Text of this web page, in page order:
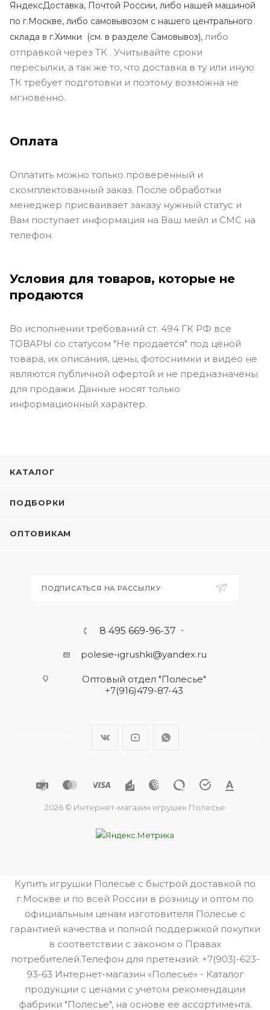
ЯндексДоставка, Почтой России, либо нашей машиной
по г.Москве, либо самовывозом с нашего центрального
склада в г.Химки (см. в разделе Самовывоз), либо
отправкой через ТК . Учитывайте сроки
пересылки, а так же то, что доставка в ту или иную
ТК требует подготовки и поэтому возможна не
мгновенно.
Оплата
Оплатить можно только проверенный и
скомплектованный заказ. После обработки
менеджер присваивает заказу нужный статус и
Вам поступает информация на Ваш мейл и СМС на
телефон.
Условия для товаров, которые не
продаются
Во исполнении требований ст. 494 ГК РФ все
ТОВАРЫ со статусом "Не продается" под ценой
товара, их описания, цены, фотоснимки и видео не
являются публичной офертой и не предназначены
для продажи. Данные носят только
информационный характер.
КАТАЛОГ
ПОДБОРКИ
ОПТОВИКАМ
ПОДПИСАТЬСЯ НА РАССЫЛКУ
8 495 669-96-37
polesie-igrushki@yandex.ru
Оптовый отдел "Полесье"
+7(916)479-87-43
2026 © Интернет-магазин игрушек Полесье
Купить игрушки Полесье с быстрой доставкой по
г.Москве и по всей России в розницу и оптом по
официальным ценам изготовителя Полесье с
гарантией качества и полной поддержкой покупки
в соответствии с законом о Правах
потребителей.Телефон для претензий: +7(903)-623-
93-63 Интернет-магазин «Полесье» - Каталог
продукции с ценами с учетом рекомендации
фабрики "Полесье", на основе ее ассортимента.